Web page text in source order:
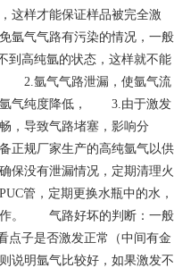
样才能保证样品被完全激
氩气气路有污染的情况，一般
高纯氩的状态，这样就不能
2.氩气气路泄漏，使氩气流
氩气纯度降低， 3.由于激发
，导致气路堵塞，影响分
规厂家生产的高纯氩气以供
保没有泄漏情况，定期清理火
管，定期更换水瓶中的水，
作。 气路好坏的判断：一般
子是否激发正常（中间有金
说明氩气比较好，如果激发不